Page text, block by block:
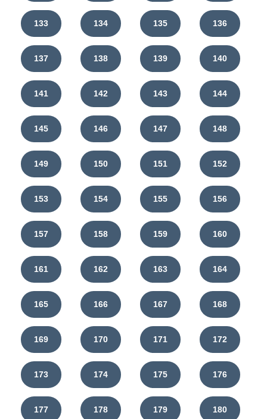
133 134 135 136
137 138 139 140
141 142 143 144
145 146 147 148
149 150 151 152
153 154 155 156
157 158 159 160
161 162 163 164
165 166 167 168
169 170 171 172
173 174 175 176
177 178 179 180